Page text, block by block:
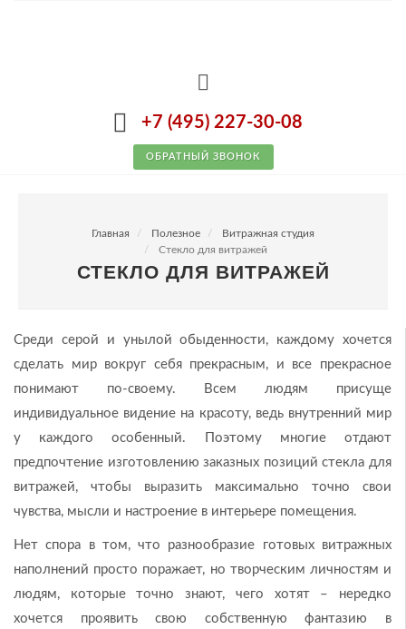
+7 (495) 227-30-08
ОБРАТНЫЙ ЗВОНОК
Главная Полезное
Витражная студия
Стекло для витражей
СТЕКЛО ДЛЯ ВИТРАЖЕЙ
Среди серой и унылой обыденности, каждому хочется
сделать мир вокруг себя прекрасным, и все прекрасное
понимают по-своему. Всем людям присуще
индивидуальное видение на красоту, ведь внутренний мир
у каждого особенный. Поэтому многие отдают
предпочтение изготовлению заказных позиций стекла для
витражей, чтобы выразить максимально точно свои
чувства, мысли и настроение в интерьере помещения.
Нет спора в том, что разнообразие готовых витражных
наполнений просто поражает, но творческим личностям и
людям, которые точно знают, чего хотят – нередко
хочется проявить свою собственную фантазию в